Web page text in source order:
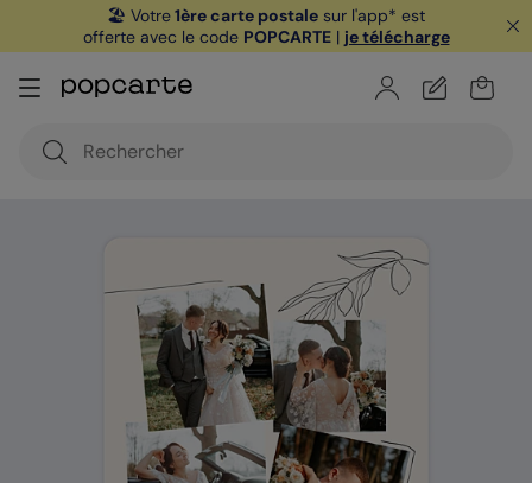
🏖️ Votre1ère carte postale sur l'app* est
offerte avec le code POPCARTE| je télécharge